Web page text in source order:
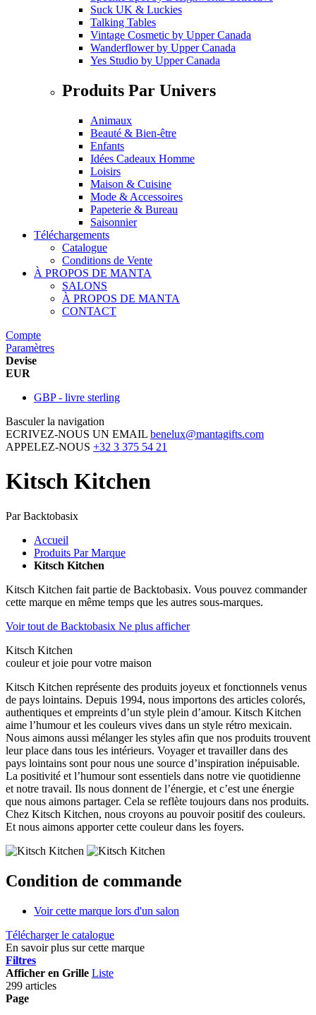
Suck UK & Luckies
Talking Tables
Vintage Cosmetic by Upper Canada
Wanderflowerby Upper Canada
Yes Studio by Upper Canada
Produits Par Univers
Animaux
Beauté & Bien-être
Enfants
Idées Cadeaux Homme
Loisirs
Maison & Cuisine
Mode & Accessoires
Papeterie & Bureau
Saisonnier
Téléchargements
Catalogue
Conditions de Vente
À PROPOS DE MANTA
SALONS
À PROPOS DE MANTA
CONTACT
Compte
Paramètres
Devise
EUR
GBP - livre sterling
Basculer la navigation
ECRIVEZ-NOUS UN EMAIL benelux@mantagifts.com
APPELEZ-NOUS +32 3 375 54 21
Kitsch Kitchen
Par Backtobasix
Accueil
Produits Par Marque
Kitsch Kitchen
Kitsch Kitchen fait partie de Backtobasix. Vous pouvez commander
cette marque en même temps que les autres sous-marques.
Voir tout de Backtobasix Ne plus afficher
Kitsch Kitchen
couleur et joie pour votre maison
Kitsch Kitchen représente des produits joyeux et fonctionnels venus
de pays lointains. Depuis 1994, nous importons des articles colorés,
authentiques et empreints d’un style plein d’amour. Kitsch Kitchen
aime l’humour et les couleurs vives dans un style rétro mexicain.
Nous aimons aussi mélanger les styles afin que nos produits trouvent
leur place dans tous les intérieurs. Voyager et travailler dans des
pays lointains sont pour nous une source d’inspiration inépuisable.
La positivité et l’humour sont essentiels dans notre vie quotidienne
et notre travail. Ils nous donnent de l’énergie, et c’est une énergie
que nous aimons partager. Cela se reflète toujours dans nos produits.
Chez Kitsch Kitchen, nous croyons au pouvoir positif des couleurs.
Et nous aimons apporter cette couleur dans les foyers.
Condition de commande
Voir cette marque lors d'un salon
Télécharger le catalogue
En savoir plus sur cette marque
Filtres
Afficher en Grille Liste
299 articles
Page